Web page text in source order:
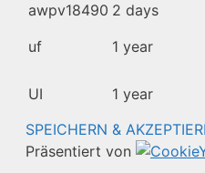
awpv18490 2 days
uf
1 year
UI
1 year
SPEICHERN &
Präsentiert von